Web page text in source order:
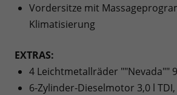
Vordersitze mit
Klimatisierung
EXTRAS:
4 Leichtmetallräder ""Nevada""
6-Zylinder-Dieselmotor 3,0 l TDI,